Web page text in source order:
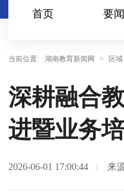
首页 要闻
当前位置: 湖南教育新闻网 > 区域
深耕融合
进暨业务
2026-06-01 17:00:44 来